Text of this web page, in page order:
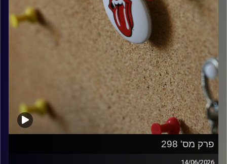
פרק מס' 298